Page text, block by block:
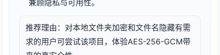
兼顾隐私与可用性。
推荐理由：对本地文件夹加密和文件名隐藏有需
求的用户可尝试该项目，体验AES-256-GCM带